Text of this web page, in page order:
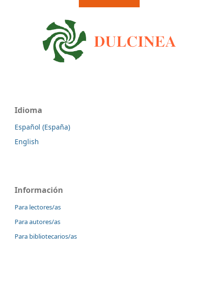
Idioma
Español (España)
English
Información
Para lectores/as
Para autores/as
Para bibliotecarios/as